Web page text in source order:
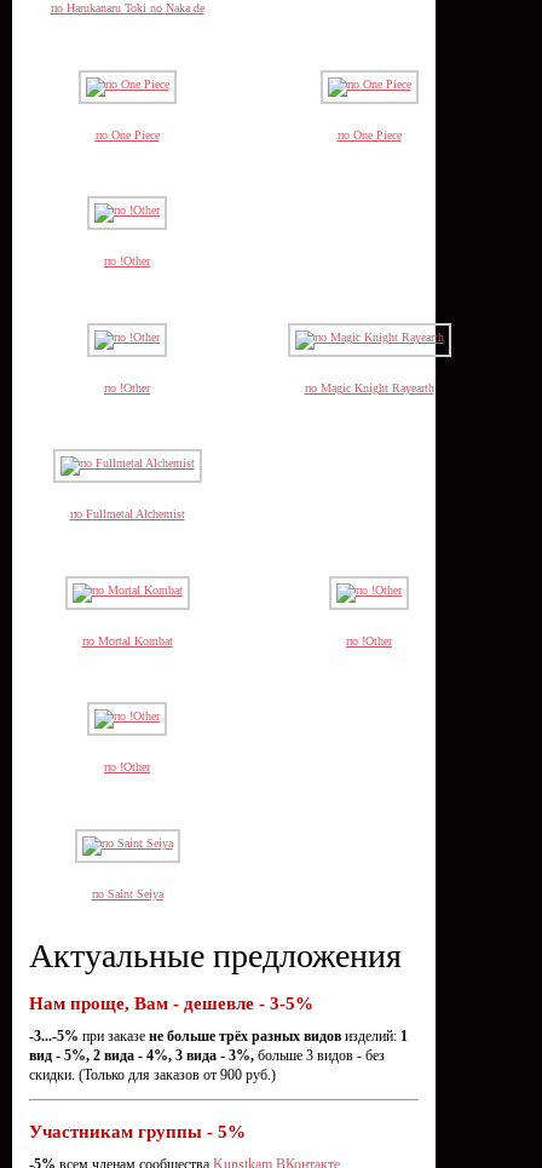
по Harukanaru Toki no Naka de
по One Piece по One Piece
по !Other
по !Other по Magic Knight Rayearth
по Fullmetal Alchemist
по Mortal Kombat по !Other
по !Other
по Saint Seiya
Актуальные предложения
Нам проще, Вам - дешевле - 3-5%
-3...-5% при заказе не больше трёх разных видов изделий: 1
вид - 5%, 2 вида - 4%, 3 вида - 3%, больше 3 видов - без
скидки. (Только для заказов от 900 руб.)
Участникам группы - 5%
-5% всем членам сообщества Kunstkam ВКонтакте